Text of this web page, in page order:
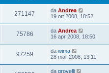
271147
i
t
U
m
o
m
e
s
s
a
da Andrea
19 ott 2008, 18:52
75786V
i
U
m
o
m
e
da Andrea
16 apr 2008, 18:50
97259V
i
U
l
da wima
28 mar 2008, 13:11
U
da grovelli